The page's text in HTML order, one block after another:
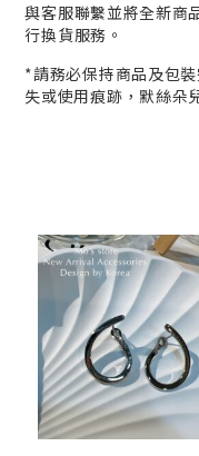
與客服聯繫並將全新商
行換貨服務。
*請務必保持商品及包
失或使用痕跡，默絲朵